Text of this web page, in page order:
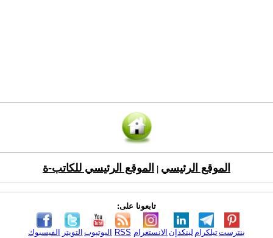
الموقع الرئيسي الموقع الرئيسي للكاتب-ة
تابعونا على:
الفيسبوك التويتر اليوتيوب RSS الانستغرام لينكدإن تيلكرامبنترست